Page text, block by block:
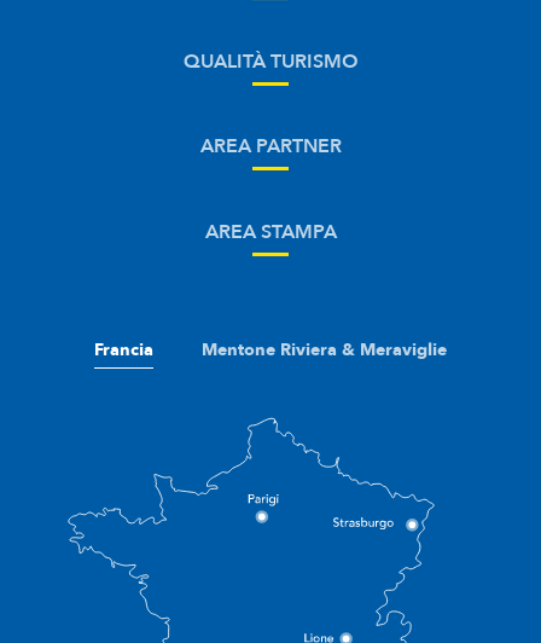
QUALITÀ TURISMO
AREA PARTNER
AREA STAMPA
Francia Mentone Riviera & Meraviglie